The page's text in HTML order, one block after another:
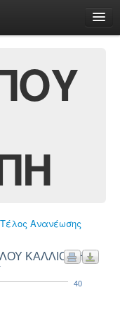
Τέλος Ανανέωσης
ΚΑΛΛΙΟΠΗ
40